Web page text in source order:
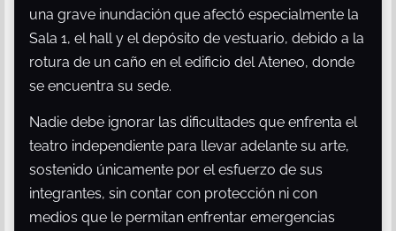
una grave inundación que afectó especialmente la
Sala 1, el hall y el depósito de vestuario, debido a la
rotura de un caño en el edificio del Ateneo, donde
se encuentra su sede.
Nadie debe ignorar las dificultades que enfrenta el
teatro independiente para llevar adelante su arte,
sostenido únicamente por el esfuerzo de sus
integrantes, sin contar con protección ni con
medios que le permitan enfrentar emergencias